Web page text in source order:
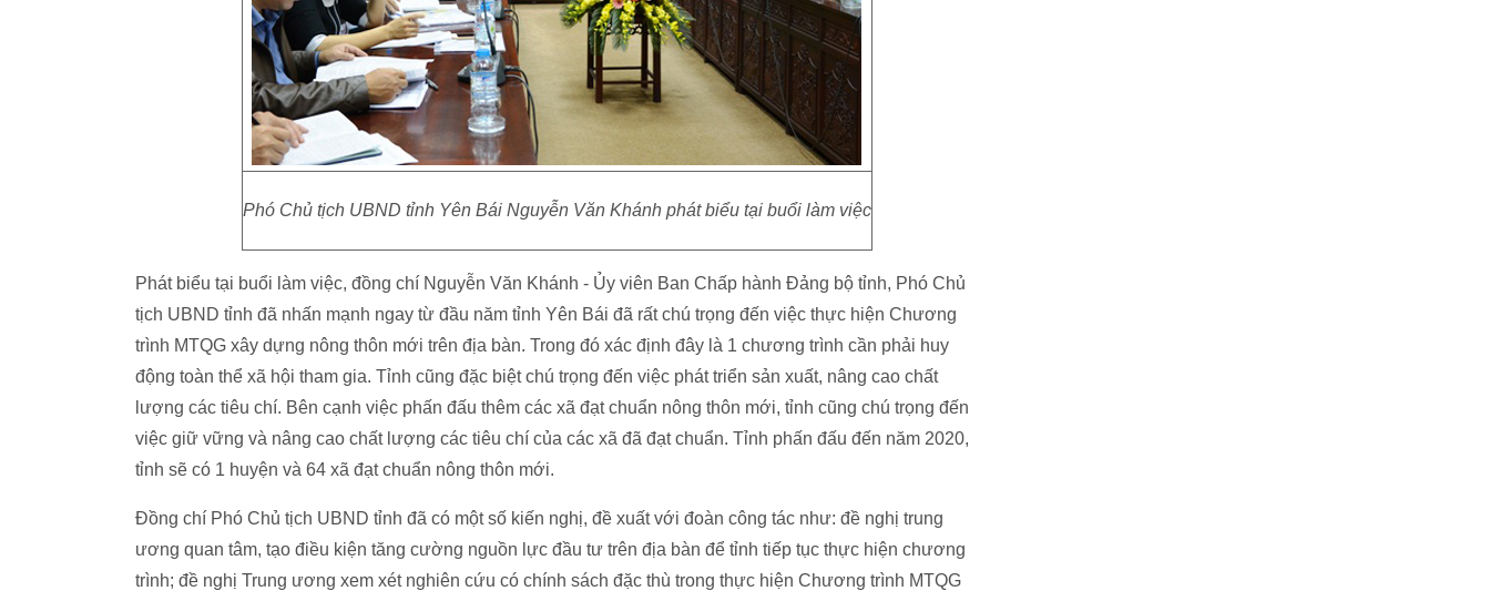
Phó Chủ tịch UBND tỉnh Yên Bái Nguyễn Văn Khánh phát biểu tại buổi làm việc
Phát biểu tại buổi làm việc, đồng chí Nguyễn Văn Khánh - Ủy viên Ban Chấp hành Đảng bộ tỉnh, Phó Chủ
tịch UBND tỉnh đã nhấn mạnh ngay từ đầu năm tỉnh Yên Bái đã rất chú trọng đến việc thực hiện Chương
trình MTQG xây dựng nông thôn mới trên địa bàn. Trong đó xác định đây là 1 chương trình cần phải huy
động toàn thể xã hội tham gia. Tỉnh cũng đặc biệt chú trọng đến việc phát triển sản xuất, nâng cao chất
lượng các tiêu chí. Bên cạnh việc phấn đấu thêm các xã đạt chuẩn nông thôn mới, tỉnh cũng chú trọng đến
việc giữ vững và nâng cao chất lượng các tiêu chí của các xã đã đạt chuẩn. Tỉnh phấn đấu đến năm 2020,
tỉnh sẽ có 1 huyện và 64 xã đạt chuẩn nông thôn mới.
Đồng chí Phó Chủ tịch UBND tỉnh đã có một số kiến nghị, đề xuất với đoàn công tác như: đề nghị trung
ương quan tâm, tạo điều kiện tăng cường nguồn lực đầu tư trên địa bàn để tỉnh tiếp tục thực hiện chương
trình; đề nghị Trung ương xem xét nghiên cứu có chính sách đặc thù trong thực hiện Chương trình MTQG